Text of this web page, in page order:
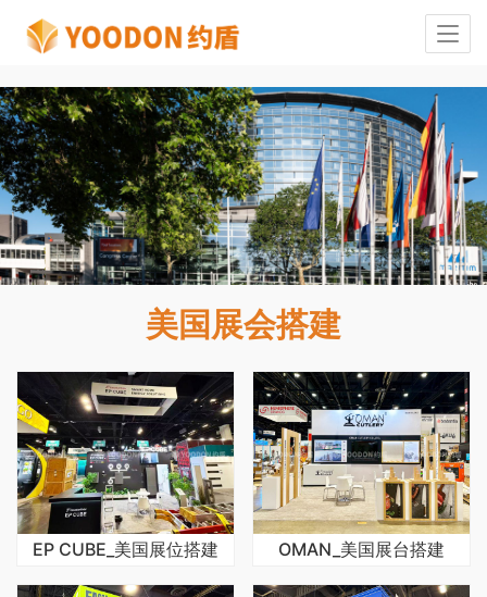
美国展会搭建
EP CUBE_美国展位搭建 OMAN_美国展台搭建